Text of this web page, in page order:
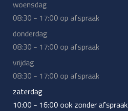
woensdag
08:30 - 17:00 op afspraak
donderdag
08:30 - 17:00 op afspraak
vrijdag
08:30 - 17:00 op afspraak
zaterdag
10:00 - 16:00 ook zonder afspraak